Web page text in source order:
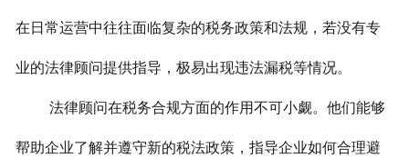
在日常运营中往往面临复杂的税务政策和法规，若没有专
业的法律顾问提供指导，极易出现违法漏税等情况。
法律顾问在税务合规方面的作用不可小觑。他们能够
帮助企业了解并遵守新的税法政策，指导企业如何合理避